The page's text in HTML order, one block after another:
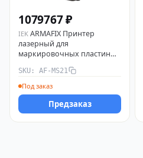
1079767 ₽
IEK ARMAFIX Принтер
лазерный для
маркировочных пластин
SKU: AF-MS21
Под заказ
Предзаказ